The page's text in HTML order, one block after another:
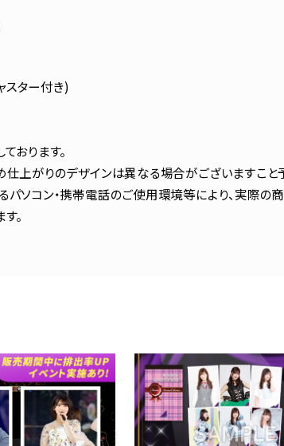
ター付き)
おります。
上がりのデザインは異なる場合がございますこと
ソコン・携帯電話のご使用環境等により、実際の
。